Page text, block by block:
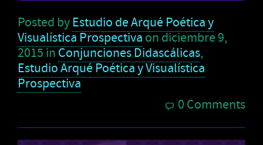
Posted by Estudio de Arqué Poética y
Visualística Prospectiva on diciembre 9,
2015 in Conjunciones Didascálicas,
Estudio Arqué Poética y Visualística
Prospectiva
0 Comments